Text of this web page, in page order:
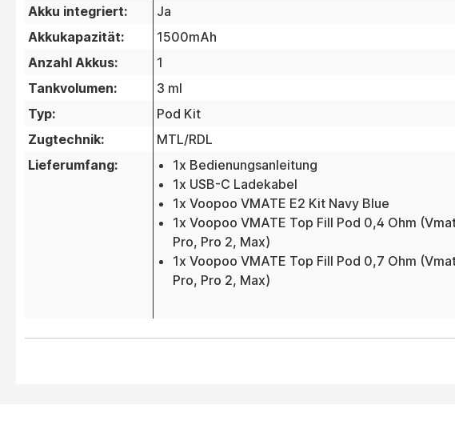
Akku integriert:
Ja
Akkukapazität:
1500mAh
Anzahl Akkus:
1
Tankvolumen:
3 ml
Typ:
Pod Kit
Zugtechnik:
MTL/RDL
Lieferumfang:
1x Bedienungsanleitung
1x USB-C Ladekabel
1x Voopoo VMATE E2 Kit Navy Blue
1x Voopoo VMATE Top Fill Pod 0,4 Ohm
Pro, Pro 2, Max)
1x Voopoo VMATE Top Fill Pod 0,7 Ohm
Pro, Pro 2, Max)